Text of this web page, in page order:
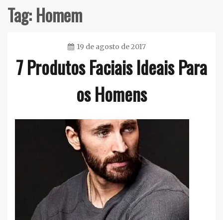
Tag:Homem
19 de agosto de 2017
Ester
Sena
7 Produtos Faciais Ideais Para
os Homens
Vegan